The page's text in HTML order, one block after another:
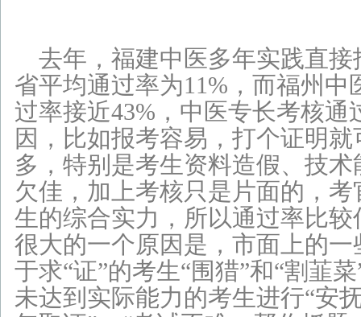
培训科目：保健按摩职业一至五级之康复理疗、艾灸推拿、小儿推拿、
去年，福建中医多年实践直接
省平均通过率为11%，而福州中
过率接近43%， 中医专长考核通
因，比如报考容易，打个证明
多，特别是考生资料造假、技
欠佳，加上考核只是片面的，
生的综合实力，所以通过率比
很大的一个原因是，市面上的
于求“证”的考生“围猎”和“割韮
未达到实际能力的考生进行“安